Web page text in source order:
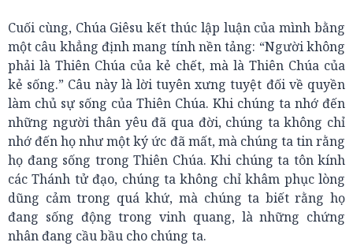
Cuối cùng, Chúa Giêsu kết thúc lập luận của mình bằng
một câu khẳng định mang tính nền tảng: “Người không
phải là Thiên Chúa của kẻ chết, mà là Thiên Chúa của
kẻ sống.” Câu này là lời tuyên xưng tuyệt đối về quyền
làm chủ sự sống của Thiên Chúa. Khi chúng ta nhớ đến
những người thân yêu đã qua đời, chúng ta không chỉ
nhớ đến họ như một ký ức đã mất, mà chúng ta tin rằng
họ đang sống trong Thiên Chúa. Khi chúng ta tôn kính
các Thánh tử đạo, chúng ta không chỉ khâm phục lòng
dũng cảm trong quá khứ, mà chúng ta biết rằng họ
đang sống động trong vinh quang, là những chứng
nhân đang cầu bầu cho chúng ta.